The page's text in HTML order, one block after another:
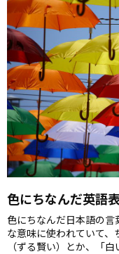
色にちなんだ英語
色にちなんだ日本語の
な意味に使われていて、
（ずる賢い）とか、「